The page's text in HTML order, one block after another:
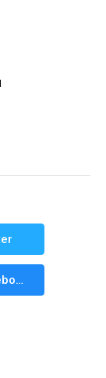
Facebook Messenger